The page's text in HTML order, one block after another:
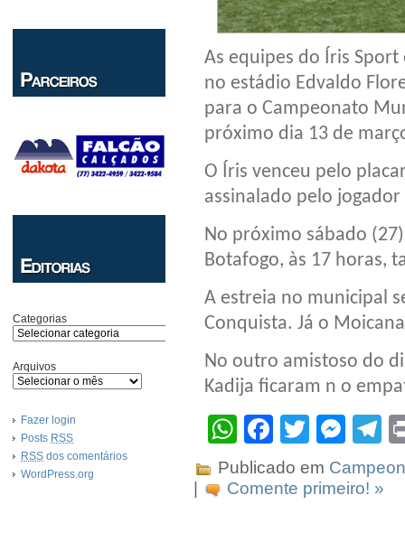
Categorias
Arquivos
Fazer login
Posts RSS
RSS dos comentários
WordPress.org
As equipes do Íris
no estádio Edvaldo
para o Campeonato
próximo dia 13 de
O Íris venceu pelo
assinalado pelo jogador
No próximo sábado
Botafogo, às 17 horas,
A estreia no municipal
Conquista. Já o
No outro amistoso do
Kadija ficaram n o
WhatsApp
Facebook
Twitter
Publicado em
Comente primeiro! »